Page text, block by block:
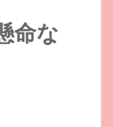
命な